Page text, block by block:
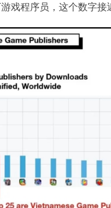
戏程序员，这个数字接